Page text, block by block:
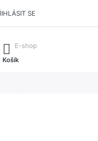
SE
výsledky.
E-shop
Košík